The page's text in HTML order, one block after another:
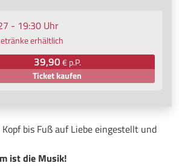
bis Fuß auf Liebe eingestellt und
ist die Musik!
- 19:30 Uhr
erhältlich
39,90€ p.P.
Ticket kaufen